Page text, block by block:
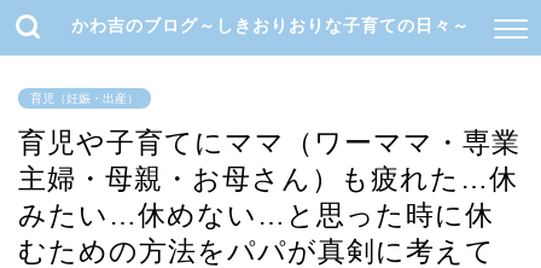
かわ吉のブログ～しきおりおりな子育ての日々～
育児（妊娠・出産）
育児や子育てにママ（ワーママ・専業
主婦・母親・お母さん）も疲れた…休
みたい…休めない…と思った時に休
むための方法をパパが真剣に考えて